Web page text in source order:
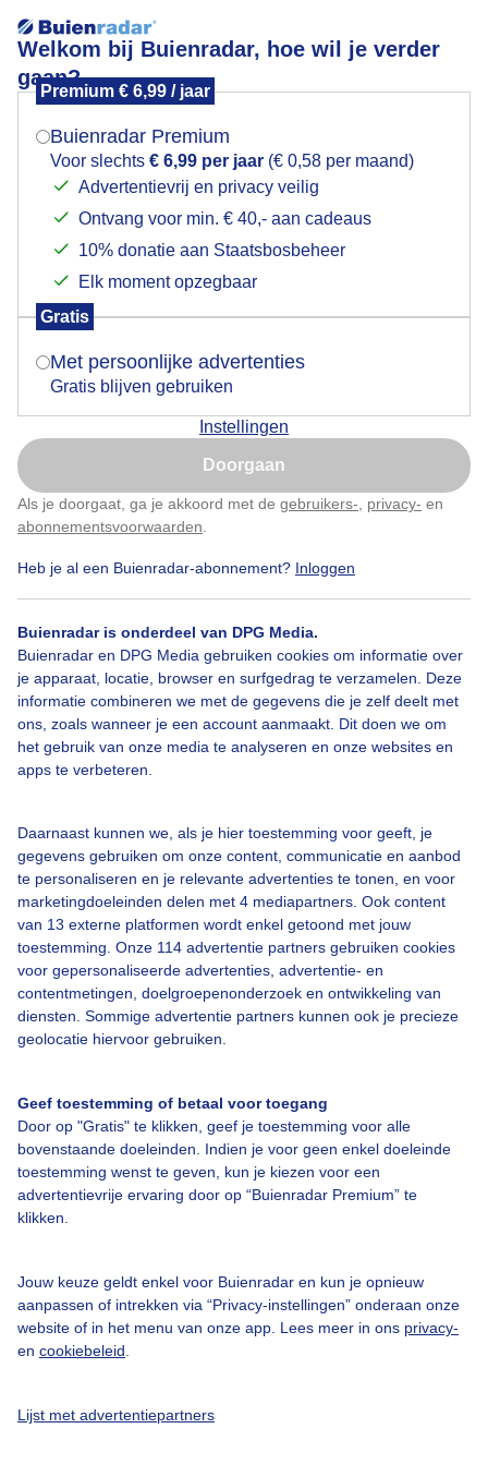
Welkom bij Buienradar, hoe wil je verder
gaan?
Premium € 6,99 / jaar
Buienradar Premium
Voor slechts € 6,99 per jaar (€ 0,58 per maand)
Advertentievrij en privacy veilig
Ontvang voor min. € 40,- aan cadeaus
10% donatie aan Staatsbosbeheer
Elk moment opzegbaar
Gratis
Met persoonlijke advertenties
Gratis blijven gebruiken
Instellingen
Doorgaan
Als je doorgaat, ga je akkoord met de gebruikers- privacy- en
abonnementsvoorwaarden
Heb je al een Buienradar-abonnement? Inloggen
Buienradar is onderdeel van DPG Media.
Buienradar en DPG Media gebruiken cookies om informatie over
je apparaat, locatie, browser en surfgedrag te verzamelen. Deze
informatie combineren we met de gegevens die je zelf deelt met
ons, zoals wanneer je een account aanmaakt. Dit doen we om
het gebruik van onze media te analyseren en onze websites en
apps te verbeteren.
Daarnaast kunnen we, als je hier toestemming voor geeft, je
gegevens gebruiken om onze content, communicatie en aanbod
te personaliseren en je relevante advertenties te tonen, en voor
marketingdoeleinden delen met 4 mediapartners. Ook content
van 13 externe platformen wordt enkel getoond met jouw
toestemming. Onze 114 advertentie partners gebruiken cookies
voor gepersonaliseerde advertenties, advertentie- en
contentmetingen, doelgroepenonderzoek en ontwikkeling van
diensten. Sommige advertentie partners kunnen ook je precieze
geolocatie hiervoor gebruiken.
Geef toestemming of betaal voor toegang
Door op "Gratis" te klikken, geef je toestemming voor alle
bovenstaande doeleinden. Indien je voor geen enkel doeleinde
toestemming wenst te geven, kun je kiezen voor een
advertentievrije ervaring door op “Buienradar Premium” te
klikken.
Jouw keuze geldt enkel voor Buienradar en kun je opnieuw
aanpassen of intrekken via “Privacy-instellingen” onderaan onze
website of in het menu van onze app. Lees meer in ons privacy-
en cookiebeleid
Lijst met advertentiepartners
Regenwolken boven fietsers in de provincie
Groningen
Donkere regenwolken boven deze fietsers bij het
Door: Arnout Bolt Gemaakt: 03-06-2026, 136x bekeken
#regenwolken Regen Wolken
Bekijk slideshow
Over Buienradar
Bedrijfsgegevens
Contact
Toegankelijkheid
Gebruikersvoorwaarden
Adverteren
Privacy beleid
Cookie beleid
Mogen we je locatie gebruiken voor het
Indien je hier nog geen akkoord op hebt gegeven,
verschijnt er zo een pop-up uit je browser waarin
Is goed, toon de popup
Nu niet, misschien later
Klik hierom dit aan te passen